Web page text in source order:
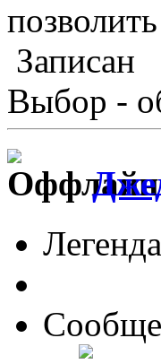
Записан
Выбор -